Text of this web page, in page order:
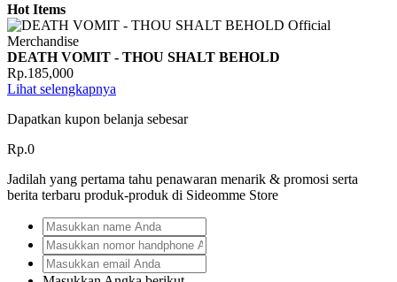
Hot Items
DEATH VOMIT - THOU SHALT BEHOLD
Rp.185,000
Lihat selengkapnya
Dapatkan kupon belanja sebesar
Rp.0
Jadilah yang pertama tahu penawaran menarik & promosi serta
berita terbaru produk-produk di Sideomme Store